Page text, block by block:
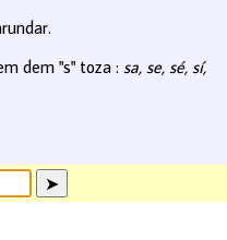
dem "s" toza : sa, se, sé, sí,